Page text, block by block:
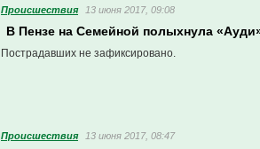
Проиcшествия 13 июня 2017, 09:08
В Пензе на Семейной полыхнула
Пострадавших не зафиксировано.
Проиcшествия 13 июня 2017, 08:47